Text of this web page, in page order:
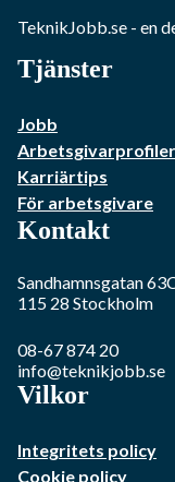
TeknikJobb.se - en
Tjänster
Jobb
Arbetsgivarprofiler
Karriärtips
För arbetsgivare
Kontakt
Sandhamnsgatan
115 28 Stockholm
08-67 874 20
info@teknikjobb.se
Vilkor
Integritets policy
Cookie policy